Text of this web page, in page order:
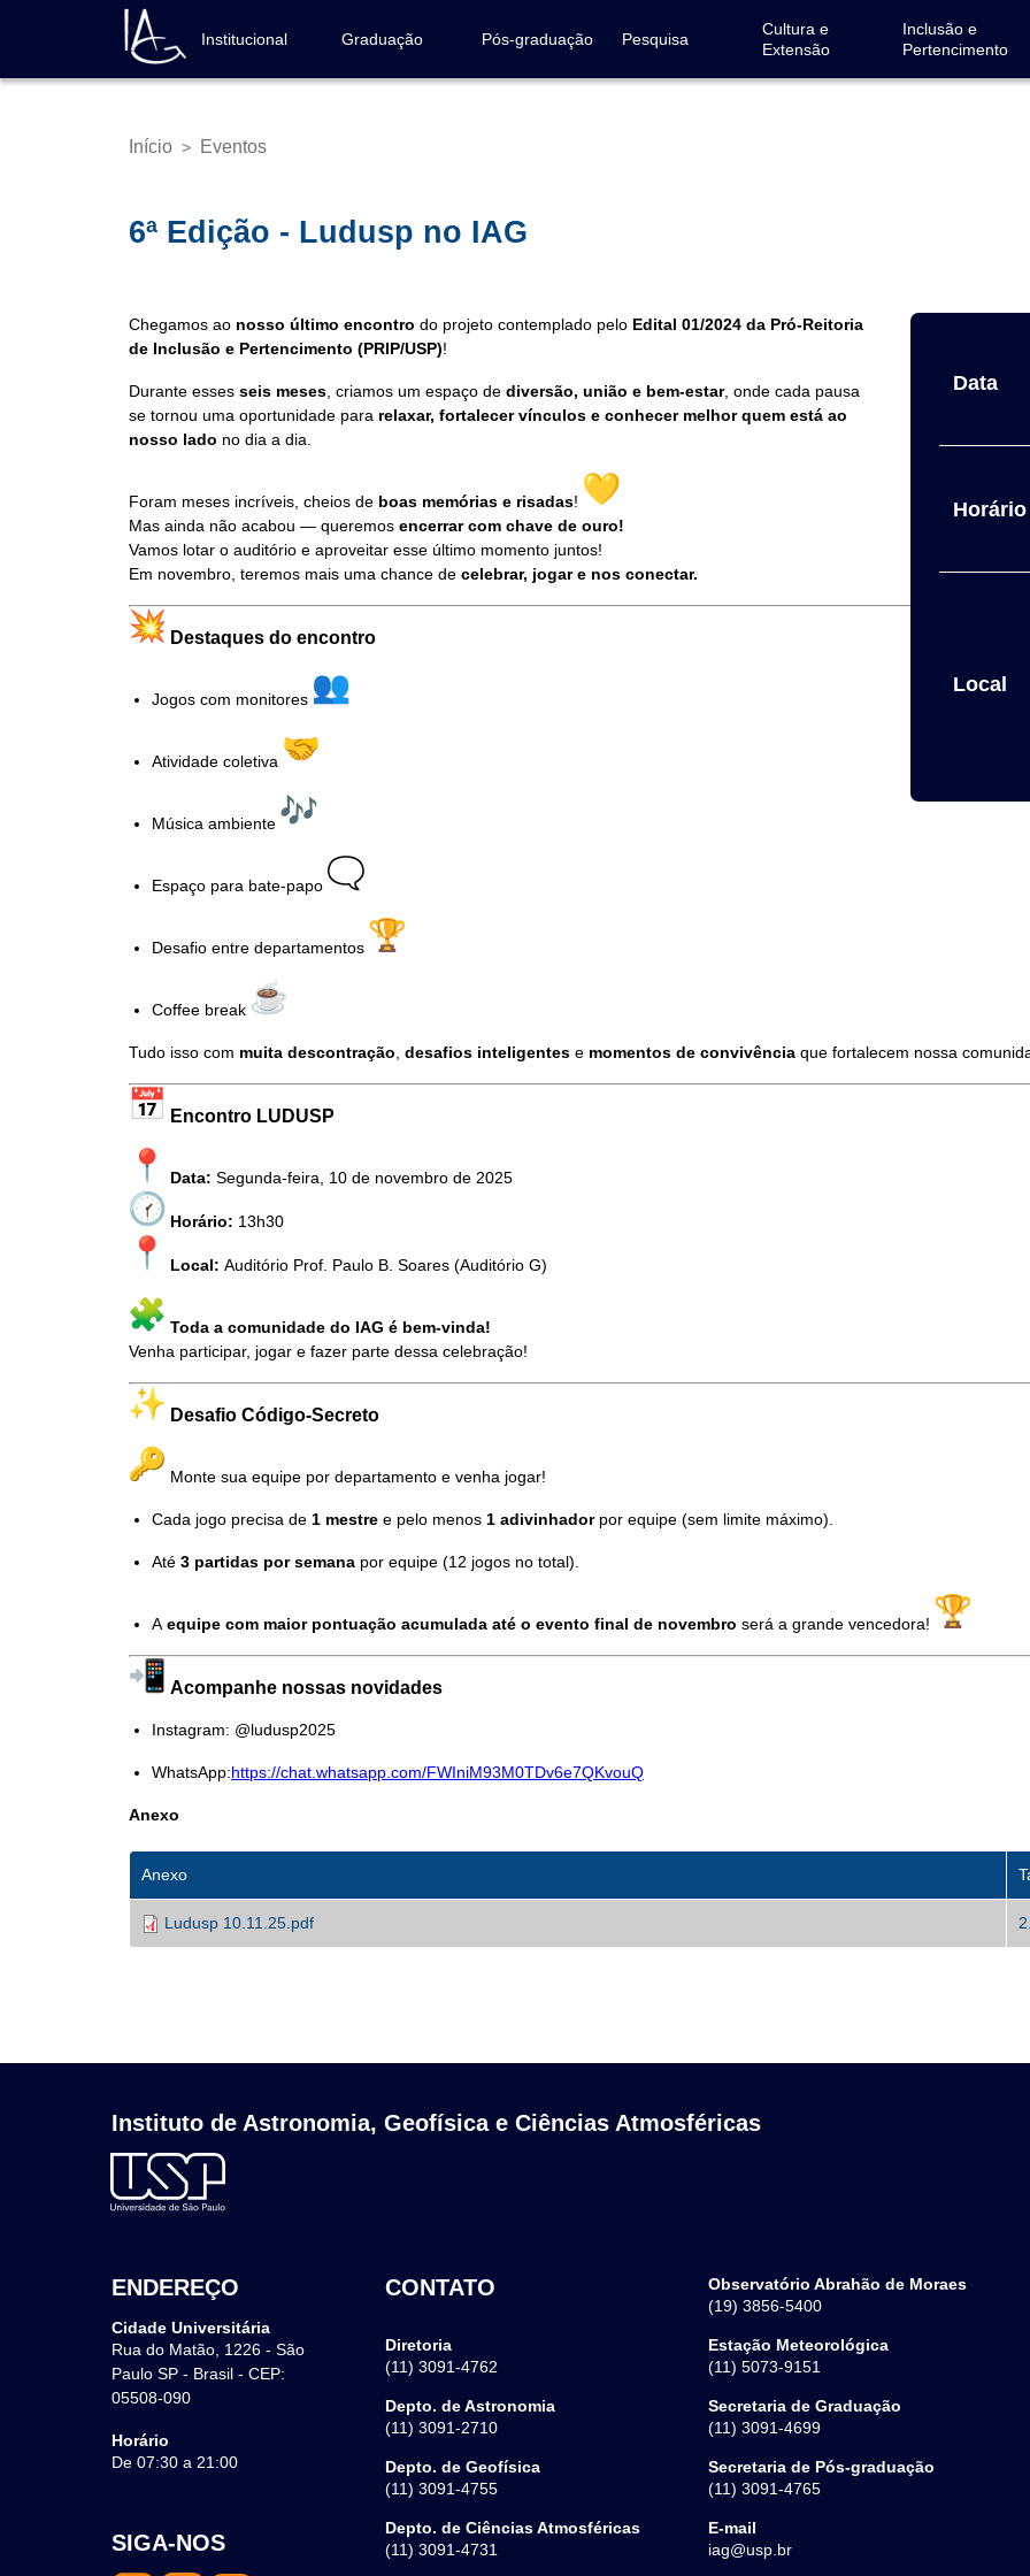
conteúdo
Navegação
principal
Institucional Graduação Pós-graduação Pesquisa
Cultura e
Extensão
Inclusão e
Pertencimento
Trilha
Início > Eventos
6ª Edição - Ludusp no IAG
Data
Local
Chegamos ao nosso último encontro do projeto contemplado pelo Edital 01/2024 da Pró-Reitoria
de Inclusão e Pertencimento (PRIP/USP)!
Durante esses seis meses , criamos um espaço de diversão, união e bem-estar, onde cada pausa
se tornou uma oportunidade para relaxar, fortalecer vínculos e conhecer melhor quem está ao
nosso lado no dia a dia.
Foram meses incríveis, cheios de boas memórias e risadas!
Mas ainda não acabou — queremos encerrar com chave de ouro!
Vamos lotar o auditório e aproveitar esse último momento juntos!
Em novembro, teremos mais uma chance de celebrar, jogar e nos conectar.
Destaques do encontro
Jogos com monitores
Atividade coletiva
Música ambiente
Espaço para bate-papo
Desafio entre departamentos
Coffee break
Tudo isso com muita descontração desafios inteligentes e momentos de convivência que fortalecem nossa
Encontro LUDUSP
Data: Segunda-feira, 10 de novembro de 2025
Horário: 13h30
Local: Auditório Prof. Paulo B. Soares (Auditório G)
Toda a comunidade do IAG é bem-vinda!
Venha participar, jogar e fazer parte dessa celebração!
Desafio Código-Secreto
Monte sua equipe por departamento e venha jogar!
Cada jogo precisa de 1 mestre e pelo menos 1 adivinhadorpor equipe (sem limite máximo).
Até 3 partidas por semana por equipe (12 jogos no total).
A equipe com maior pontuação acumulada até o evento final de novembro será a grande vencedora!
Acompanhe nossas novidades
Instagram: @ludusp2025
WhatsApp:https://chat. whatsapp.com/FWIniM93M0TDv6e7QKvouQ
Anexo
Anexo
Ludusp 10.11.25.pdf
Instituto de Astronomia, Geofísica e Ciências Atmosféricas
ENDEREÇO
Cidade Universitária
Rua do Matão, 1226 - São
Paulo SP - Brasil - CEP:
05508-090
Horário
De 07:30 a 21:00
CONTATO
Diretoria
(11) 3091-4762
Depto. de Astronomia
(11) 3091-2710
Depto. de Geofísica
(11) 3091-4755
Depto. de Ciências Atmosféricas
(11) 3091-4731
Observatório Abrahão de Moraes
(19) 3856-5400
Estação Meteorológica
(11) 5073-9151
Secretaria de Graduação
(11) 3091-4699
Secretaria de Pós-graduação
(11) 3091-4765
E-mail
iag@usp.br
SIGA-NOS